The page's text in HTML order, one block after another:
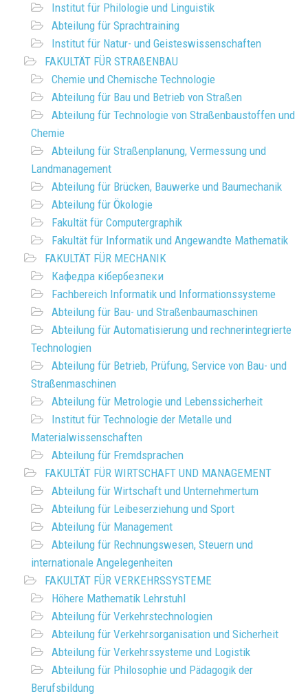
Institut für Philologie und Linguistik
Abteilung für Sprachtraining
Institut für Natur- und Geisteswissenschaften
FAKULTÄT FÜR STRAßENBAU
Chemie und Chemische Technologie
Abteilung für Bau und Betrieb von Straßen
Abteilung für Technologie von Straßenbaustoffen und
Chemie
Abteilung für Straßenplanung, Vermessung und
Landmanagement
Abteilung für Brücken, Bauwerke und Baumechanik
Abteilung für Ökologie
Fakultät für Computergraphik
Fakultät für Informatik und Angewandte Mathematik
FAKULTÄT FÜR MECHANIK
Кафедра кібербезпеки
Fachbereich Informatik und Informationssysteme
Abteilung für Bau- und Straßenbaumaschinen
Abteilung für Automatisierung und rechnerintegrierte
Technologien
Abteilung für Betrieb, Prüfung, Service von Bau- und
Straßenmaschinen
Abteilung für Metrologie und Lebenssicherheit
Institut für Technologie der Metalle und
Materialwissenschaften
Abteilung für Fremdsprachen
FAKULTÄT FÜR WIRTSCHAFT UND MANAGEMENT
Abteilung für Wirtschaft und Unternehmertum
Abteilung für Leibeserziehung und Sport
Abteilung für Management
Abteilung für Rechnungswesen, Steuern und
internationale Angelegenheiten
FAKULTÄT FÜR VERKEHRSSYSTEME
Höhere Mathematik Lehrstuhl
Abteilung für Verkehrstechnologien
Abteilung für Verkehrsorganisation und Sicherheit
Abteilung für Verkehrssysteme und Logistik
Abteilung für Philosophie und Pädagogik der
Berufsbildung